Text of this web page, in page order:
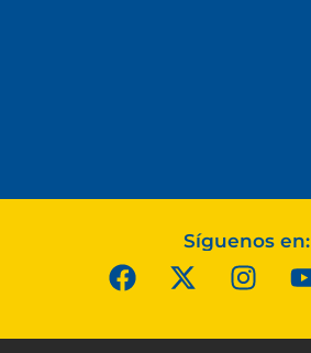
Síguenos en: